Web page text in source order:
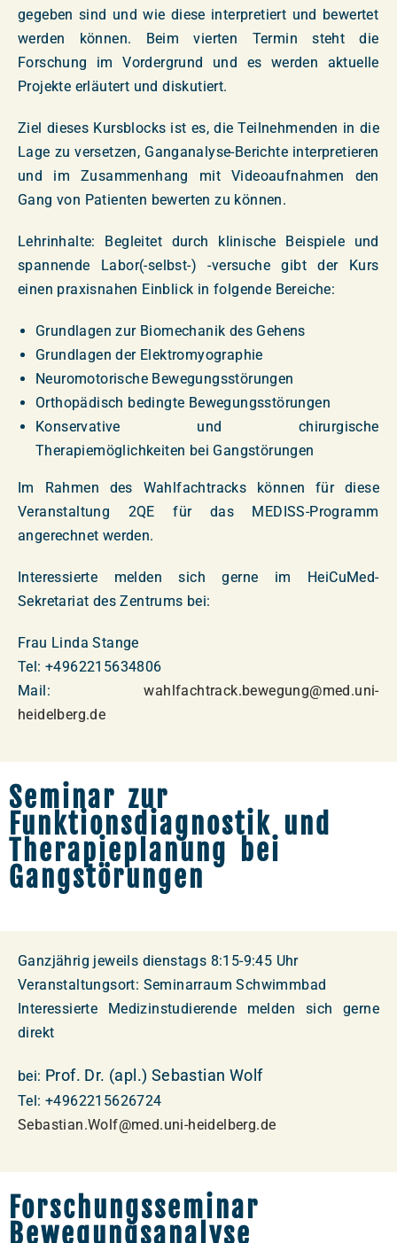
gegeben sind und wie diese interpretiert und bewertet
werden können. Beim vierten Termin steht die
Forschung im Vordergrund und es werden aktuelle
Projekte erläutert und diskutiert.
Ziel dieses Kursblocks ist es, die Teilnehmenden in die
Lage zu versetzen, Ganganalyse-Berichte interpretieren
und im Zusammenhang mit Videoaufnahmen den
Gang von Patienten bewerten zu können.
Lehrinhalte: Begleitet durch klinische Beispiele und
spannende Labor(-selbst-) -versuche gibt der Kurs
einen praxisnahen Einblick in folgende Bereiche:
Grundlagen zur Biomechanik des Gehens
Grundlagen der Elektromyographie
Neuromotorische Bewegungsstörungen
Orthopädisch bedingte Bewegungsstörungen
Konservative und chirurgische
Therapiemöglichkeiten bei Gangstörungen
Im Rahmen des Wahlfachtracks können für diese
Veranstaltung 2QE für das MEDISS-Programm
angerechnet werden.
Interessierte melden sich gerne im HeiCuMed-
Sekretariat des Zentrums bei:
Frau Linda Stange
Tel: +4962215634806
Mail:wahlfachtrack.bewegung@med.uni-
heidelberg.de
Seminar zur
Funktionsdiagnostik und
Therapieplanung bei
Gangstörungen
Ganzjährig jeweils dienstags 8:15-9:45 Uhr
Veranstaltungsort: Seminarraum Schwimmbad
Interessierte Medizinstudierende melden sich gerne
direkt
bei: Prof. Dr. (apl.) Sebastian Wolf
Tel: +4962215626724
Sebastian.Wolf@med.uni-heidelberg.de
Forschungsseminar
Bewegungsanalyse